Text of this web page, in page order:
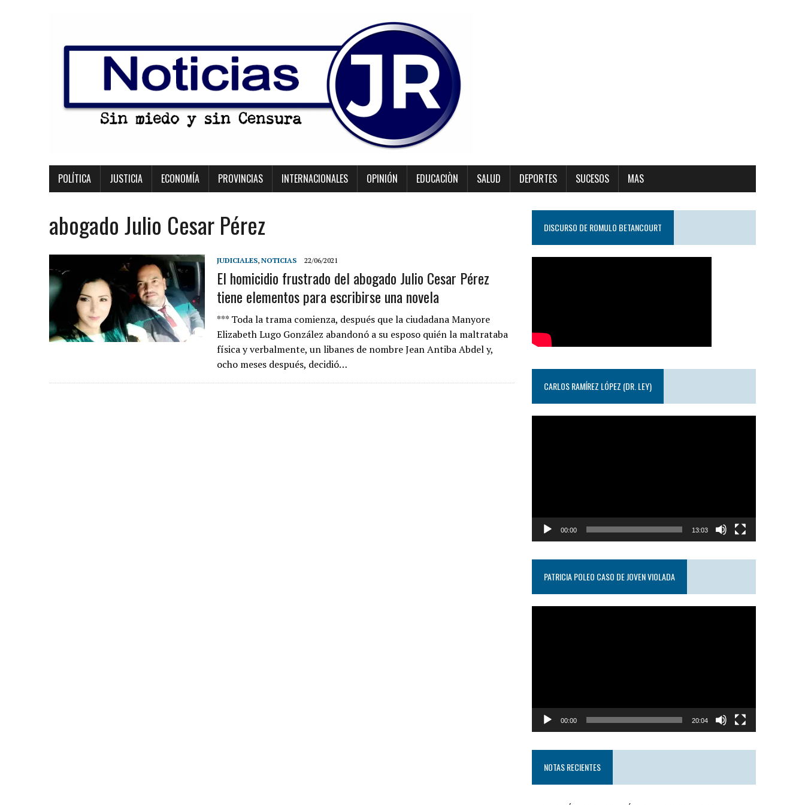
POLÍTICA JUSTICIA ECONOMÍA PROVINCIAS INTERNACIONALES OPINIÓN EDUCACIÒN SALUD DEPORTES SUCESOS MAS
abogado Julio Cesar Pérez
JUDICIALES, NOTICIAS 22/06/2021
El homicidio frustrado del abogado Julio Cesar Pérez
tiene elementos para escribirse una novela
*** Toda la trama comienza, después que la ciudadana Manyore
Elizabeth Lugo González abandonó a su esposo quién la maltrataba
física y verbalmente, un libanes de nombre Jean Antiba Abdel y,
ocho meses después, decidió…
DISCURSO DE ROMULO BETANCOURT
CARLOS RAMÍREZ LÓPEZ (DR. LEY)
00:00 13:03
PATRICIA POLEO CASO DE JOVEN VIOLADA
00:00 20:04
NOTAS RECIENTES